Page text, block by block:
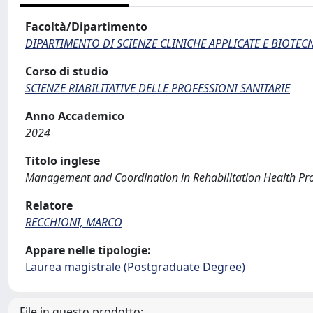
Facoltà/Dipartimento
DIPARTIMENTO DI SCIENZE CLINICHE APPLICATE E
Corso di studio
SCIENZE RIABILITATIVE DELLE PROFESSIONI SANITARIE
Anno Accademico
2024
Titolo inglese
Management and Coordination in Rehabilitation Health
Relatore
RECCHIONI, MARCO
Appare nelle tipologie:
Laurea magistrale (Postgraduate Degree)